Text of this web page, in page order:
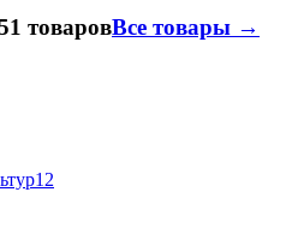
товаровВсе товары →
12